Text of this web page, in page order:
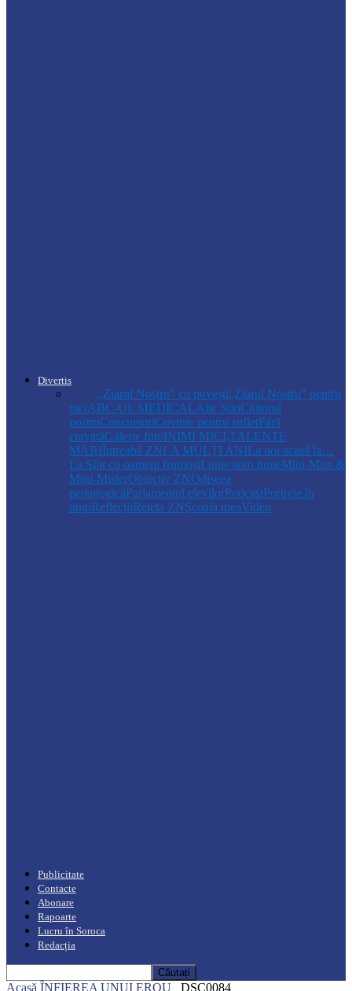
Divertis
,,Ziarul Nostru” cu povești„Ziarul Nostru” pentru
piciABC-UL MEDICALAlte ȘtiriCititorul
nostruConcursuriCuvinte pentru sufletFără
cravatăGalerie fotoINIMI MICI,TALENTE
MARIÎntreabă ZNLA MULŢI ANILa noi acasă la…
La Sfat cu oameni frumoșiLume soro lumeMini-Miss &
Mini-MisterObiectiv ZNOdiseea
pedagogicăParlamentul elevilorPodcastPortrete în
timpReflecțiiReteta ZNȘcoala meaVideo
Publicitate
Contacte
Abonare
Rapoarte
Lucru în Soroca
Redacția
Acasă ÎNFIEREA UNUI EROU _DSC0084